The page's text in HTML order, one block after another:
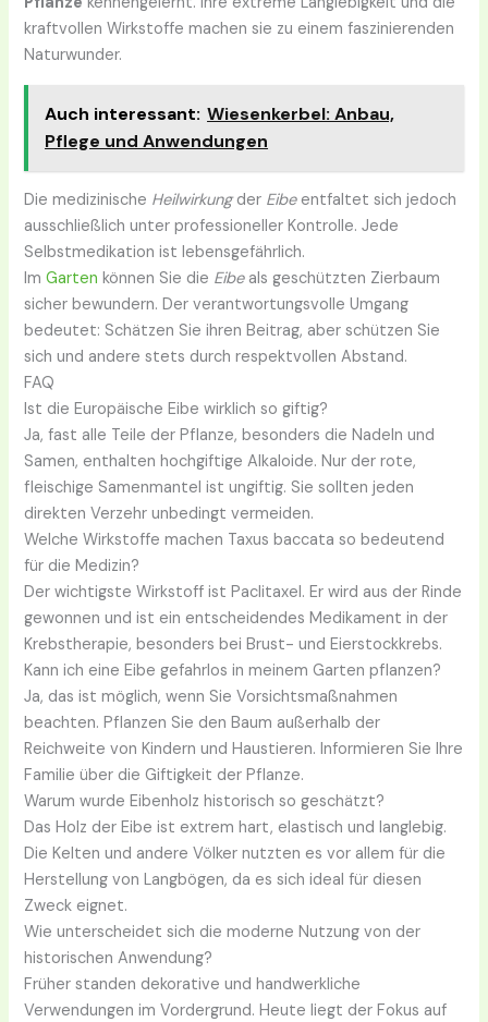
kraftvollen Wirkstoffe machen sie zu einem faszinierenden
Naturwunder.
Auch interessant: Wiesenkerbel: Anbau,
Pflege und Anwendungen
Die medizinische Heilwirkungder Eibeentfaltet sich jedoch
ausschließlich unter professioneller Kontrolle. Jede
Selbstmedikation ist lebensgefährlich.
ImGarten können Sie die Eibeals geschützten Zierbaum
sicher bewundern. Der verantwortungsvolle Umgang
bedeutet: Schätzen Sie ihren Beitrag, aber schützen Sie
sich und andere stets durch respektvollen Abstand.
FAQ
Ist die Europäische Eibe wirklich so giftig?
Ja, fast alle Teile der Pflanze, besonders die Nadeln und
Samen, enthalten hochgiftige Alkaloide. Nur der rote,
fleischige Samenmantel ist ungiftig. Sie sollten jeden
direkten Verzehr unbedingt vermeiden.
Welche Wirkstoffe machen Taxus baccata so bedeutend
für die Medizin?
Der wichtigste Wirkstoff ist Paclitaxel. Er wird aus der Rinde
gewonnen und ist ein entscheidendes Medikament in der
Krebstherapie, besonders bei Brust- und Eierstockkrebs.
Kann ich eine Eibe gefahrlos in meinem Garten pflanzen?
Ja, das ist möglich, wenn Sie Vorsichtsmaßnahmen
beachten. Pflanzen Sie den Baum außerhalb der
Reichweite von Kindern und Haustieren. Informieren Sie Ihre
Familie über die Giftigkeit der Pflanze.
Warum wurde Eibenholz historisch so geschätzt?
Das Holz der Eibe ist extrem hart, elastisch und langlebig.
Die Kelten und andere Völker nutzten es vor allem für die
Herstellung von Langbögen, da es sich ideal für diesen
Zweck eignet.
Wie unterscheidet sich die moderne Nutzung von der
historischen Anwendung?
Früher standen dekorative und handwerkliche
Verwendungen im Vordergrund. Heute liegt der Fokus auf